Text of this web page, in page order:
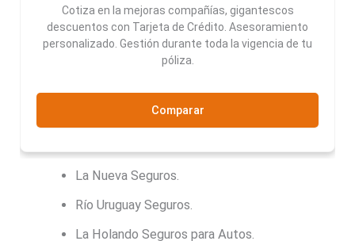
Cotiza en la mejoras compañías, gigantescos
descuentos con Tarjeta de Crédito. Asesoramiento
personalizado. Gestión durante toda la vigencia de tu
póliza.
Comparar
La Nueva Seguros.
Río Uruguay Seguros.
La Holando Seguros para Autos.